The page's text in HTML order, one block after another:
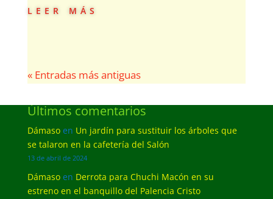
leer más
« Entradas más antiguas
Últimos comentarios
Dámasoen Un jardín para sustituir los árboles que
se talaron en la cafetería del Salón
13 de abril de 2024
Dámasoen Derrota para Chuchi Macón en su
estreno en el banquillo del Palencia Cristo